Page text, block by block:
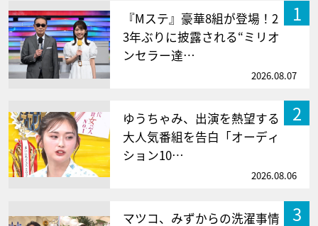
1
『Mステ』豪華8組が登場！2
3年ぶりに披露される“ミリオ
ンセラー達…
2026.08.07
2
ゆうちゃみ、出演を熱望する
大人気番組を告白「オーディ
ション10…
2026.08.06
3
マツコ、みずからの洗濯事情